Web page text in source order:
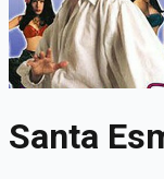
Santa